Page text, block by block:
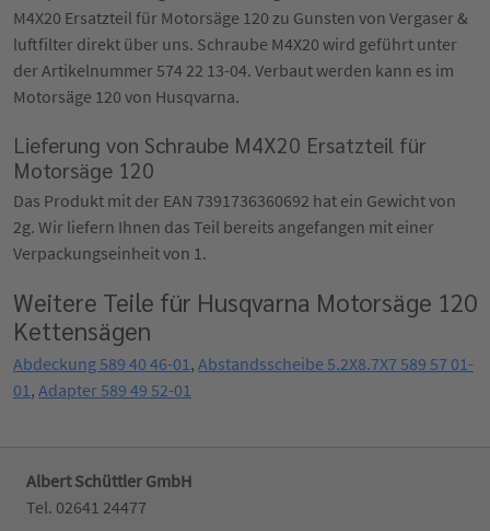
M4X20 Ersatzteil für Motorsäge 120 zu Gunsten von Vergaser &
luftfilter direkt über uns. Schraube M4X20 wird geführt unter
der Artikelnummer 574 22 13-04. Verbaut werden kann es im
Motorsäge 120 von Husqvarna.
Lieferung von Schraube M4X20 Ersatzteil für
Motorsäge 120
Das Produkt mit der EAN 7391736360692 hat ein Gewicht von
2g. Wir liefern Ihnen das Teil bereits angefangen mit einer
Verpackungseinheit von 1.
Weitere Teile für Husqvarna Motorsäge 120
Kettensägen
Abdeckung 589 40 46-01 , Abstandsscheibe 5.2X8.7X7 589 57 01-
01 , Adapter 589 49 52-01
Albert Schüttler GmbH
Tel. 02641 24477‬